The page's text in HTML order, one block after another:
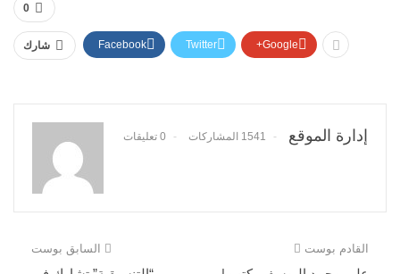
0
شارك Facebook Twitter Google+
إدارة الموقع 1541 المشاركات 0 تعليقات
السابق بوست القادم بوست